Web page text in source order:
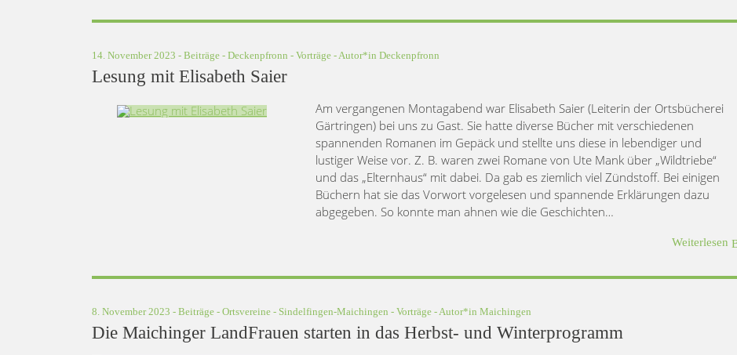
14. November 2023 - Beiträge - Deckenpfronn - Vorträge - Autor*in Deckenpfronn
Lesung mit Elisabeth Saier
Am vergangenen Montagabend war Elisabeth Saier (Leiterin der Ortsbücherei
Gärtringen) bei uns zu Gast. Sie hatte diverse Bücher mit verschiedenen
spannenden Romanen im Gepäck und stellte uns diese in lebendiger und
lustiger Weise vor. Z. B. waren zwei Romane von Ute Mank über „Wildtriebe“
und das „Elternhaus“ mit dabei. Da gab es ziemlich viel Zündstoff. Bei einigen
Büchern hat sie das Vorwort vorgelesen und spannende Erklärungen dazu
abgegeben. So konnte man ahnen wie die Geschichten…
Weiterlesen
8. November 2023 - Beiträge - Ortsvereine - Sindelfingen-Maichingen - Vorträge - Autor*in Maichingen
Die Maichinger LandFrauen starten in das Herbst- und Winterprogramm